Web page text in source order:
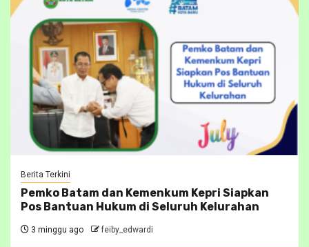
Berita Terkini
Pemko Batam dan Kemenkum Kepri Siapkan
Pos Bantuan Hukum di Seluruh Kelurahan
3 minggu ago feiby_edwardi